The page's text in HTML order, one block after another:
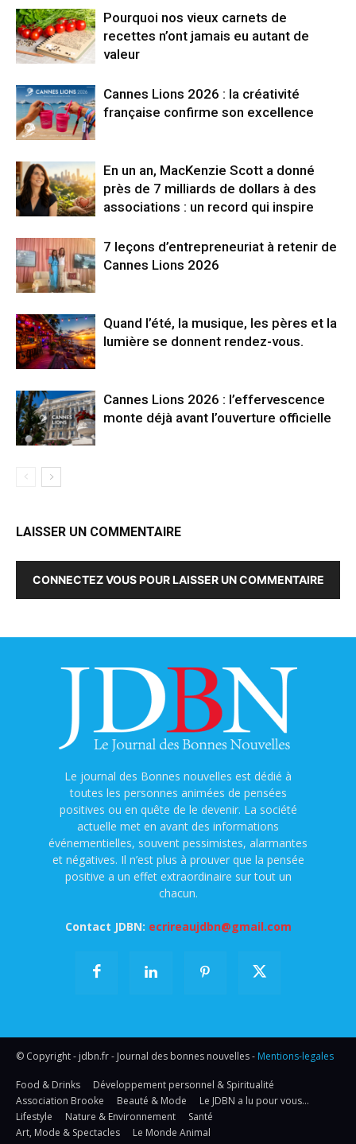
Pourquoi nos vieux carnets de
recettes n’ont jamais eu autant de
valeur
Cannes Lions 2026 : la créativité
française confirme son excellence
En un an, MacKenzie Scott a donné
près de 7 milliards de dollars à des
associations : un record qui inspire
7 leçons d’entrepreneuriat à retenir de
Cannes Lions 2026
Quand l’été, la musique, les pères et la
lumière se donnent rendez-vous.
Cannes Lions 2026 : l’effervescence
monte déjà avant l’ouverture officielle
LAISSER UN COMMENTAIRE
CONNECTEZ VOUS POUR LAISSER UN COMMENTAIRE
Le journal des Bonnes nouvelles est dédié à
toutes les personnes animées de pensées
positives ou en quête de le devenir. La société
actuelle met en avant des informations
événementielles, souvent pessimistes, alarmantes
et négatives. Il n’est plus à prouver que la pensée
positive a un effet extraordinaire sur tout un
chacun.
Contact JDBN: ecrireaujdbn@gmail.com
© Copyright - jdbn.fr - Journal des bonnes nouvelles - Mentions-legales
Food & Drinks
Développement personnel & Spiritualité
Association Brooke
Beauté & Mode
Le JDBN a lu pour vous…
Lifestyle
Nature & Environnement
Santé
Art, Mode & Spectacles
Le Monde Animal